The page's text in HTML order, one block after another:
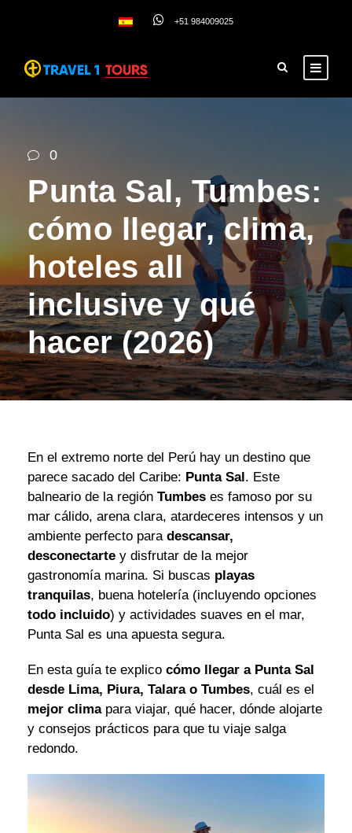
+51 984009025
0
Punta Sal, Tumbes:
cómo llegar, clima,
hoteles all
inclusive y qué
hacer (2026)
En el extremo norte del Perú hay un destino que
parece sacado del Caribe: Punta Sal. Este
balneario de la región Tumbes es famoso por su
mar cálido, arena clara, atardeceres intensos y un
ambiente perfecto para descansar,
desconectarte y disfrutar de la mejor
gastronomía marina. Si buscas playas
tranquilas, buena hotelería (incluyendo opciones
todo incluido) y actividades suaves en el mar,
Punta Sal es una apuesta segura.
En esta guía te explico cómo llegar a Punta Sal
desde Lima, Piura, Talara o Tumbes, cuál es el
mejor climapara viajar, qué hacer, dónde alojarte
y consejos prácticos para que tu viaje salga
redondo.